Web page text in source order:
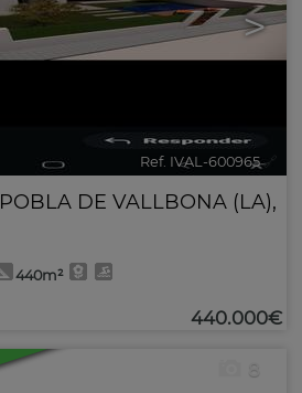
>
Ref. IVAL-600965 🔗
POBLA DE VALLBONA (LA),
440m²
440.000€
8